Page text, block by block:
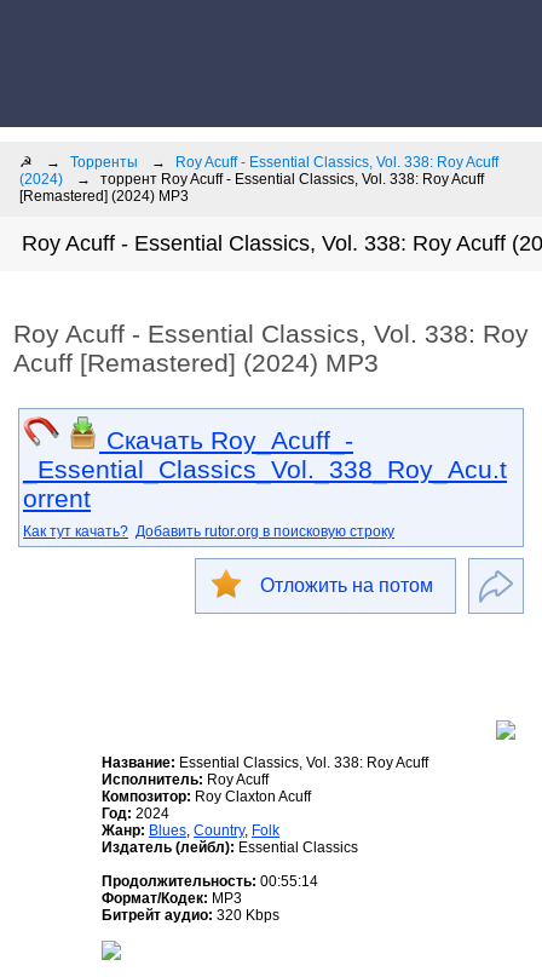
☭ Торренты
Roy Acuff - Essential Classics, Vol. 338: Roy Acuff
(2024)
торрент Roy Acuff - Essential Classics, Vol. 338: Roy Acuff
[Remastered] (2024) MP3
Roy Acuff - Essential Classics, Vol. 338: Roy Acuff
Roy Acuff - Essential Classics, Vol. 338: Roy
Acuff [Remastered] (2024) MP3
Скачать Roy_Acuff_-
_Essential_Classics_Vol._338_Roy_Acu.t
orrent
Как тут качать? Добавить rutor.org в поисковую строку
Отложить на потом
Название: Essential Classics, Vol. 338: Roy Acuff
Исполнитель: Roy Acuff
Композитор: Roy Claxton Acuff
Год: 2024
Жанр: Blues, Country, Folk
Издатель (лейбл): Essential Classics
Продолжительность: 00:55:14
Формат/Кодек: MP3
Битрейт аудио: 320 Kbps